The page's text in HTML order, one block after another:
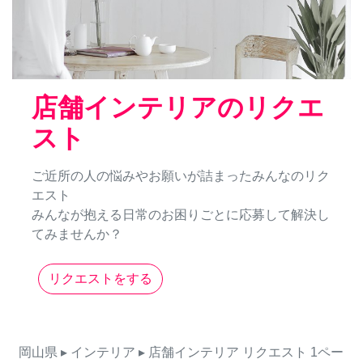
店舗インテリアのリクエ
スト
ご近所の人の悩みやお願いが詰まったみんなのリク
エスト
みんなが抱える日常のお困りごとに応募して解決し
てみませんか？
リクエストをする
岡山県 ▸ インテリア ▸ 店舗インテリア リクエスト 1ペー